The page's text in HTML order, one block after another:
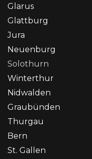
Glarus
Glattburg
Jura
Neuenburg
Solothurn
Winterthur
Nidwalden
Graubünden
Thurgau
Bern
St. Gallen